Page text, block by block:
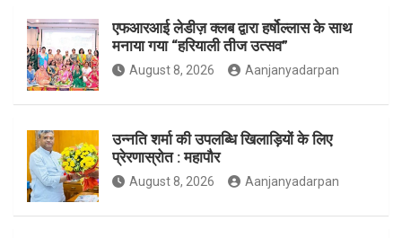
k
m
एफआरआई लेडीज़ क्लब द्वारा हर्षोल्लास के साथ
मनाया गया “हरियाली तीज उत्सव”
August 8, 2026 Aanjanyadarpan
उन्नति शर्मा की उपलब्धि खिलाड़ियों के लिए
प्रेरणास्रोत : महापौर
August 8, 2026 Aanjanyadarpan